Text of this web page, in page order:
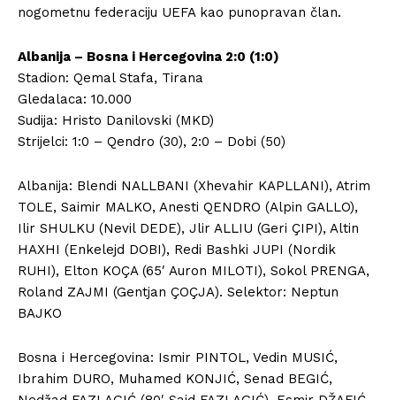
nogometnu federaciju UEFA kao punopravan član.
Albanija – Bosna i Hercegovina 2:0 (1:0)
Stadion: Qemal Stafa, Tirana
Gledalaca: 10.000
Sudija: Hristo Danilovski (MKD)
Strijelci: 1:0 – Qendro (30), 2:0 – Dobi (50)
Albanija: Blendi NALLBANI (Xhevahir KAPLLANI), Atrim
TOLE, Saimir MALKO, Anesti QENDRO (Alpin GALLO),
Ilir SHULKU (Nevil DEDE), Jlir ALLIU (Geri ÇIPI), Altin
HAXHI (Enkelejd DOBI), Redi Bashki JUPI (Nordik
RUHI), Elton KOÇA (65′ Auron MILOTI), Sokol PRENGA,
Roland ZAJMI (Gentjan ÇOÇJA). Selektor: Neptun
BAJKO
Bosna i Hercegovina: Ismir PINTOL, Vedin MUSIĆ,
Ibrahim DURO, Muhamed KONJIĆ, Senad BEGIĆ,